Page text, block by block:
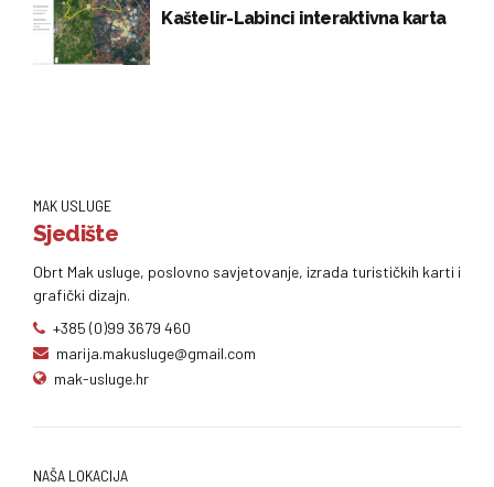
Kaštelir-Labinci interaktivna karta
MAK USLUGE
Sjedište
Obrt Mak usluge, poslovno savjetovanje, izrada turističkih karti i
grafički dizajn.
+385 (0)99 3679 460
marija.makusluge@gmail.com
mak-usluge.hr
NAŠA LOKACIJA